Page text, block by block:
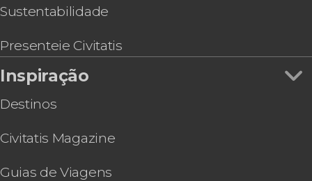
Estação de esqui Portillo e Laguna del Inca
Excursão à estação de esqui El Colorado
Sustentabilidade
Presenteie Civitatis
Inspiração
Destinos
Civitatis Magazine
Guias de Viagens